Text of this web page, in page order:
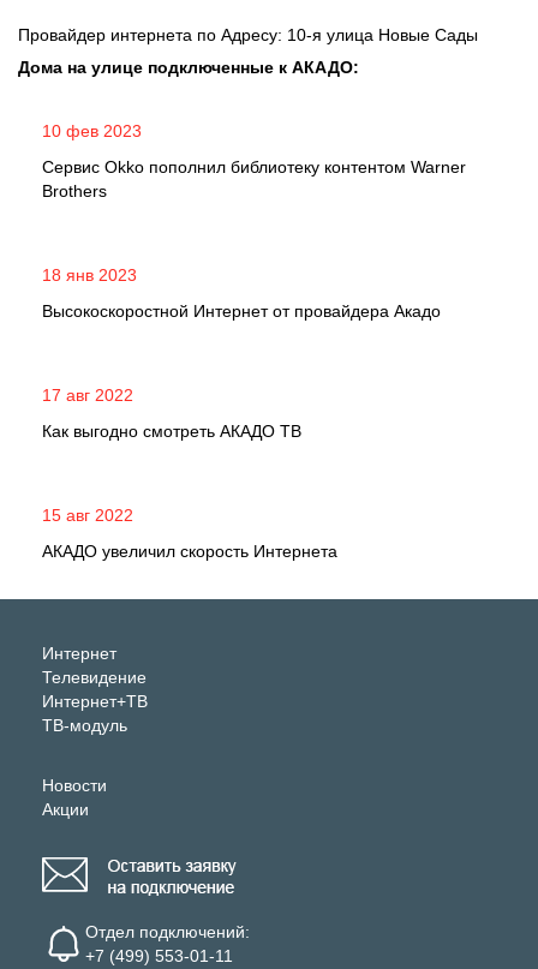
Провайдер интернета по Адресу: 10-я улица Новые Сады
Дома на улице подключенные к АКАДО:
10 фев 2023
Сервис Okko пополнил библиотеку контентом Warner
Brothers
18 янв 2023
Высокоскоростной Интернет от провайдера Акадо
17 авг 2022
Как выгодно смотреть АКАДО ТВ
15 авг 2022
АКАДО увеличил скорость Интернета
Интернет
Телевидение
Интернет+ТВ
ТВ-модуль
Новости
Акции
Отдел подключений:
+7 (499) 553-01-11